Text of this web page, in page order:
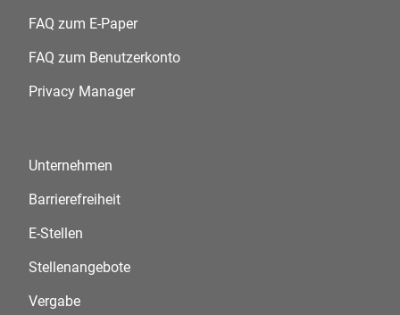
FAQ zum E-Paper
FAQ zum Benutzerkonto
Privacy Manager
Unternehmen
Barrierefreiheit
E-Stellen
Stellenangebote
Vergabe